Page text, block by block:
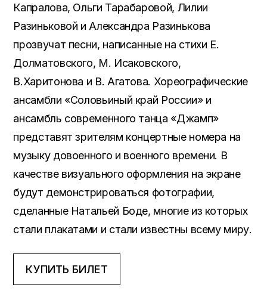
Капралова, Ольги Тарабаровой, Лилии
Разиньковой и Александра Разинькова
прозвучат песни, написанные на стихи Е.
Долматовского, М. Исаковского,
В.Харитонова и В. Агатова. Хореографические
ансамбли «Соловьиный край России» и
ансамбль современного танца «Джамп»
представят зрителям концертные номера на
музыку довоенного и военного времени. В
качестве визуального оформления на экране
будут демонстрироваться фотографии,
сделанные Натальей Боде, многие из которых
стали плакатами и стали известны всему миру.
КУПИТЬ БИЛЕТ